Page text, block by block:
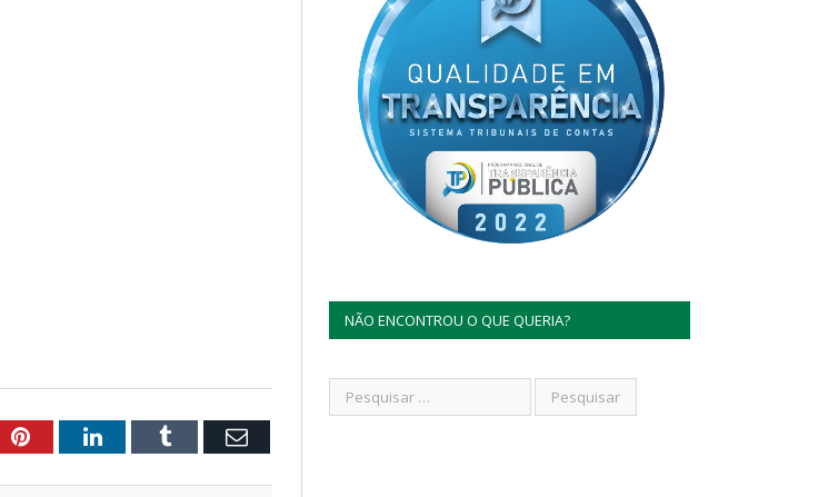
PinterestLinkedInTumblr Email
NÃO ENCONTROU O QUE QUERIA?